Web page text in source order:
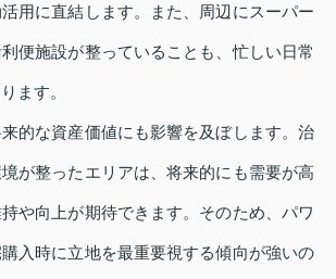
用に直結します。また、周辺にスーパー
便施設が整っていることも、忙しい日常
ます。
的な資産価値にも影響を及ぼします。治
が整ったエリアは、将来的にも需要が高
や向上が期待できます。そのため、パワ
入時に立地を最重要視する傾向が強いの